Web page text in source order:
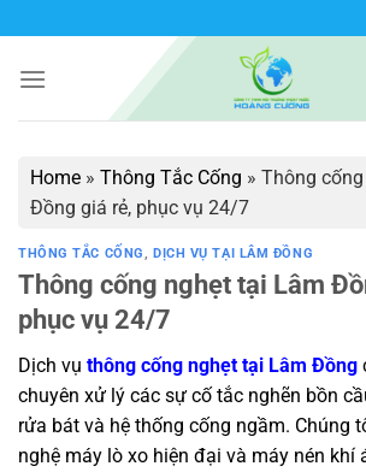
qua
nội
Home » Thông Tắc Cống » Thông
Đồng giá rẻ, phục vụ 24/7
THÔNG TẮC CỐNG, DỊCH VỤ TẠI LÂM ĐỒNG
Thông cống nghẹt tại Lâm
phục vụ 24/7
Dịch vụ thông cống nghẹt tại Lâm Đồng
chuyên xử lý các sự cố tắc nghẽn bồn
rửa bát và hệ thống cống ngầm. Chúng
nghệ máy lò xo hiện đại và máy nén khí